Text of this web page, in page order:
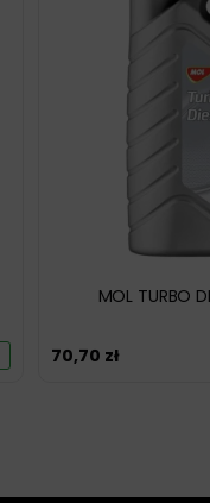
MOL TURBO
70,70 zł